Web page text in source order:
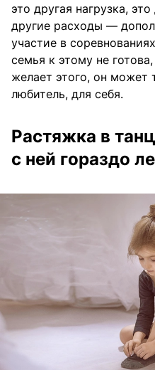
это другая нагрузка,
другие расходы —
участие в
семья к этому не
желает этого, он может
любитель, для себя.
Растяжка в
с ней гораздо